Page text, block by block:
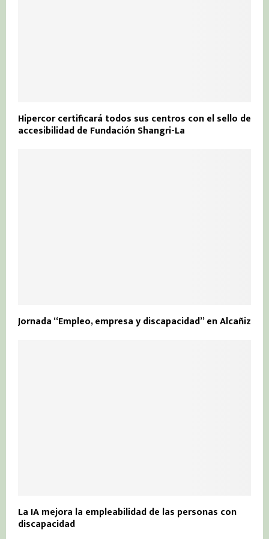
Hipercor certificará todos sus centros con el sello de
accesibilidad de Fundación Shangri-La
Jornada “Empleo, empresa y discapacidad” en Alcañiz
La IA mejora la empleabilidad de las personas con
discapacidad